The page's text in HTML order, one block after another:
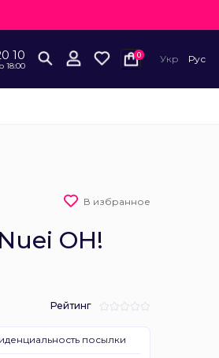
10
18:00
0 Укр Рус
В избранное
OH!
Рейтинг
посылки